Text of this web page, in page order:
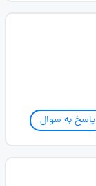
پاسخ به سوال